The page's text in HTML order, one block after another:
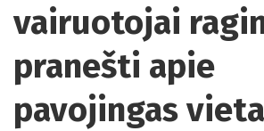
vairuotojai
pranešti apie
pavojingas